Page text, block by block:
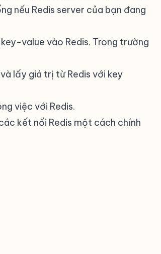
nếu Redis server của bạn đang
value vào Redis. Trong trường
lấy giá trị từ Redis với key
việc với Redis.
kết nối Redis một cách chính